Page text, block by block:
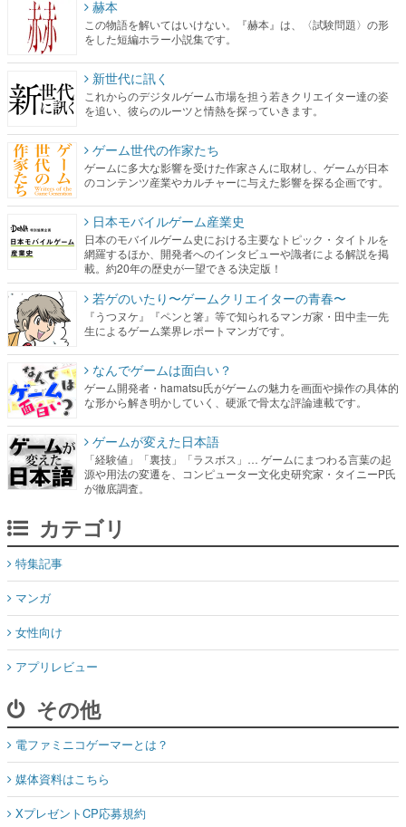
新世代に訊く
これからのデジタルゲーム市場を担う若きクリエイター達の姿
を追い、彼らのルーツと情熱を探っていきます。
ゲーム世代の作家たち
ゲームに多大な影響を受けた作家さんに取材し、ゲームが日本
のコンテンツ産業やカルチャーに与えた影響を探る企画です。
日本モバイルゲーム産業史
日本のモバイルゲーム史における主要なトピック・タイトルを
網羅するほか、開発者へのインタビューや識者による解説を掲
若ゲのいたり〜ゲームクリエイターの青春〜
『うつヌケ』『ペンと箸』等で知られるマンガ家・田中圭一先
生によるゲーム業界レポートマンガです。
なんでゲームは面白い？
ゲーム開発者・hamatsu氏がゲームの魅力を画面や操作の具体的
な形から解き明かしていく、硬派で骨太な評論連載です。
ゲームが変えた日本語
「経験値」「裏技」「ラスボス」… ゲームにまつわる言葉の起
源や用法の変遷を、コンピューター文化史研究家・タイニーP氏
カテゴリ
マンガ
女性向け
アプリレビュー
その他
電ファミニコゲーマーとは？
媒体資料はこちら
XプレゼントCP応募規約
運営：株式会社マレ